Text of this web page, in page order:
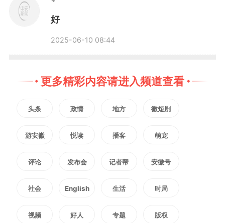
心，不盲目追求不好的流量，时刻
保持公心，为社会和谐和正能量创
望利用个人影响力，将正确的理念
和价值观传递给更多网民，让更多
网民一起参与网络空间风清气正的
环境引导。”
好
2025-06-10 08:44
更多精彩内容请进入频道查看
头条 政情 地方 微短剧
游安徽 悦读 播客 萌宠
评论 发布会 记者帮 安徽号
社会 English 生活 时局
视频 好人 专题 版权